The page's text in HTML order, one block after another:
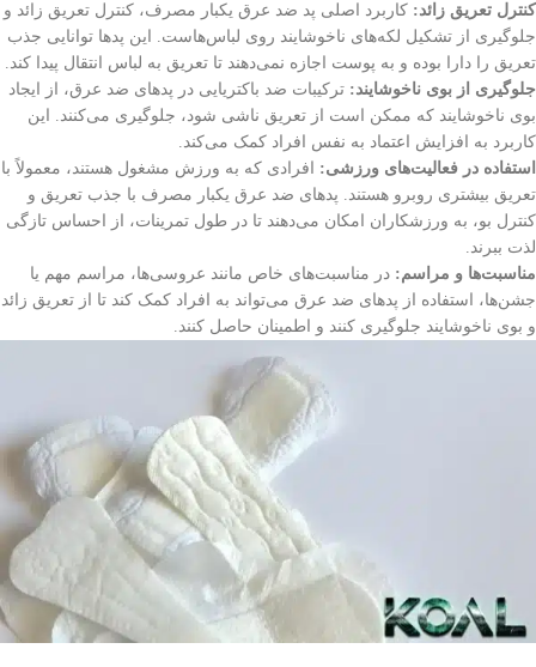
کنترل تعریق زائد: کاربرد اصلی پد ضد عرق یکبار مصرف، کنترل تعریق زائد و
جلوگیری از تشکیل لکه‌های ناخوشایند روی لباس‌هاست. این پد‌ها توانایی جذب
تعریق را دارا بوده و به پوست اجازه نمی‌دهند تا تعریق به لباس انتقال پیدا کند.
جلوگیری از بوی ناخوشایند: ترکیبات ضد باکتریایی در پد‌های ضد عرق، از ایجاد
بوی ناخوشایند که ممکن است از تعریق ناشی شود، جلوگیری می‌کنند. این
کاربرد به افزایش اعتماد به نفس افراد کمک می‌کند.
استفاده در فعالیت‌های ورزشی: افرادی که به ورزش مشغول هستند، معمولاً با
تعریق بیشتری روبرو هستند. پد‌های ضد عرق یکبار مصرف با جذب تعریق و
کنترل بو، به ورزشکاران امکان می‌دهند تا در طول تمرینات، از احساس تازگی
لذت ببرند.
مناسبت‌ها و مراسم: در مناسبت‌های خاص مانند عروسی‌ها، مراسم مهم یا
جشن‌ها، استفاده از پد‌های ضد عرق می‌تواند به افراد کمک کند تا از تعریق زائد
و بوی ناخوشایند جلوگیری کنند و اطمینان حاصل کنند.